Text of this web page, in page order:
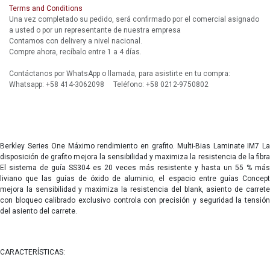
Terms and Conditions
Una vez completado su pedido, será confirmado por el comercial asignado
a usted o por un representante de nuestra empresa
Contamos con delivery a nivel nacional.
Compre ahora, recíbalo entre 1 a 4 días.
Contáctanos por WhatsApp o llamada, para asistirte en tu compra:
Whatsapp: +58 414-3062098 Teléfono: +58 0212-9750802
Berkley Series One Máximo rendimiento en grafito. Multi-Bias Laminate IM7 La
disposición de grafito mejora la sensibilidad y maximiza la resistencia de la fibra
El sistema de guía SS304 es 20 veces más resistente y hasta un 55 % más
liviano que las guías de óxido de aluminio, el espacio entre guías Concept
mejora la sensibilidad y maximiza la resistencia del blank, asiento de carrete
con bloqueo calibrado exclusivo controla con precisión y seguridad la tensión
del asiento del carrete.
CARACTERÍSTICAS: